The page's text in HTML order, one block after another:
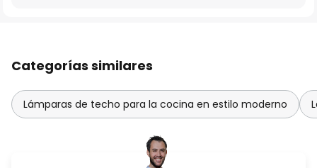
Categorías similares
Lámparas de techo para la cocina en estilo moderno